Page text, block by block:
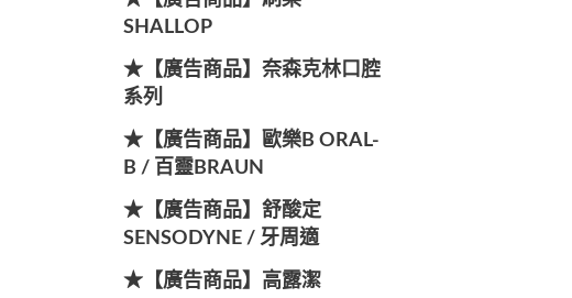
SHALLOP
★【廣告商品】奈森克林口腔
系列
★【廣告商品】歐樂B ORAL-
B / 百靈BRAUN
★【廣告商品】舒酸定
SENSODYNE / 牙周適
★【廣告商品】高露潔